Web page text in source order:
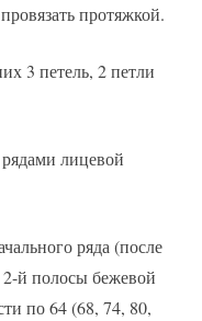
протяжкой.
3 петель, 2 петли
лицевой
ряда (после
2-й полосы бежевой
по 64 (68, 74, 80,